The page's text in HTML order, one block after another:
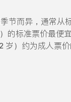
节而异，通常从
的标准票价最
岁）约为成人票